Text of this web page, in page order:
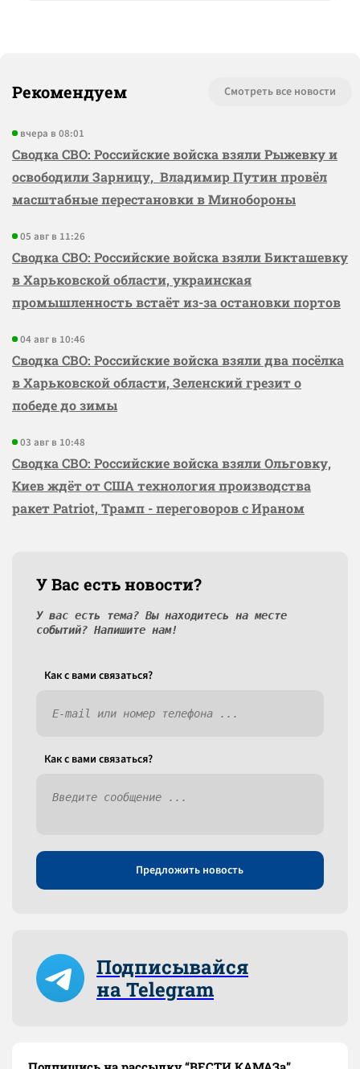
Рекомендуем Смотреть все новости
вчера в 08:01
Сводка СВО: Российские войска взяли Рыжевку и
освободили Зарницу, Владимир Путин провёл
масштабные перестановки в Минобороны
05 авг в 11:26
Сводка СВО: Российские войска взяли Бикташевку
в Харьковской области, украинская
промышленность встаёт из-за остановки портов
04 авг в 10:46
Сводка СВО: Российские войска взяли два посёлка
в Харьковской области, Зеленский грезит о
победе до зимы
03 авг в 10:48
Сводка СВО: Российские войска взяли Ольговку,
Киев ждёт от США технология производства
ракет Patriot, Трамп - переговоров с Ираном
У Вас есть новости?
У вас есть тема? Вы находитесь на месте
событий? Напишите нам!
Как c вами связаться?
Как c вами связаться?
Предложить новость
Подписывайся
на Telegram